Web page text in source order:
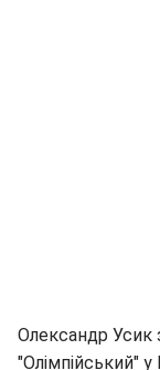
Олександр Усик
"Олімпійський"